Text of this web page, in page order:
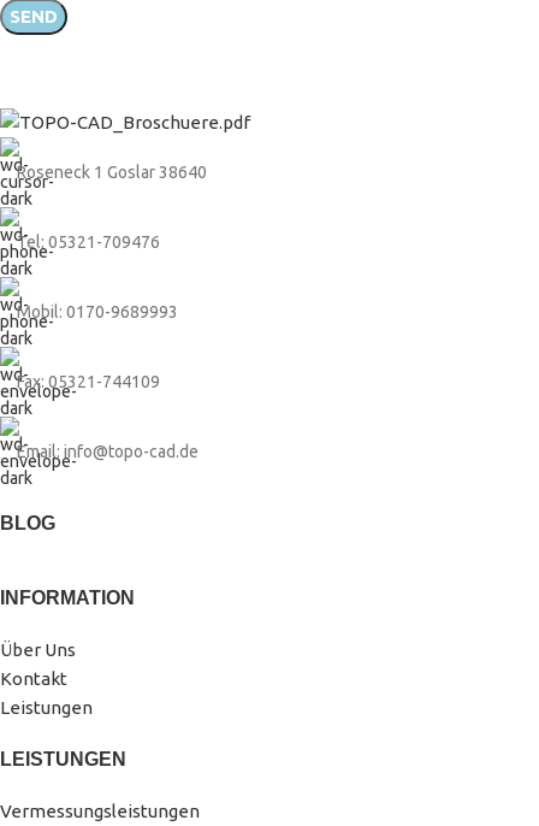
Roseneck 1 Goslar 38640
Tel: 05321-709476
Mobil: 0170-9689993
Fax: 05321-744109
Email: info@topo-cad.de
BLOG
INFORMATION
Über Uns
Kontakt
Leistungen
LEISTUNGEN
Vermessungsleistungen